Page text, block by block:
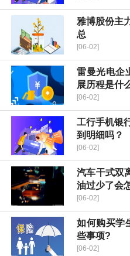
雅博股份主
总
[06-02]
雷曼光电企
展历程是什
[06-02]
工行手机银
到明细吗？
[06-02]
汽车干式双
油过少了会
[06-02]
如何购买学
些事项?
[06-02]